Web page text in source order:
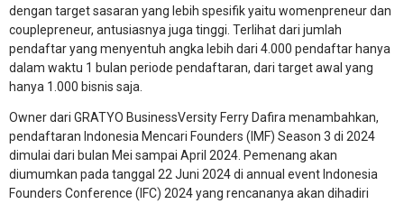
dengan target sasaran yang lebih spesifik yaitu womenpreneur dan
couplepreneur, antusiasnya juga tinggi. Terlihat dari jumlah
pendaftar yang menyentuh angka lebih dari 4.000 pendaftar hanya
dalam waktu 1 bulan periode pendaftaran, dari target awal yang
hanya 1.000 bisnis saja.
Owner dari GRATYO BusinessVersity Ferry Dafira menambahkan,
pendaftaran Indonesia Mencari Founders (IMF) Season 3 di 2024
dimulai dari bulan Mei sampai April 2024. Pemenang akan
diumumkan pada tanggal 22 Juni 2024 di annual event Indonesia
Founders Conference (IFC) 2024 yang rencananya akan dihadiri